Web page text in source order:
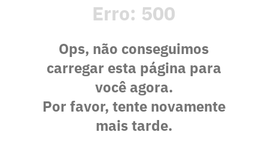
Erro: 500
Ops, não conseguimos
carregar esta página para
você agora.
Por favor, tente novamente
mais tarde.